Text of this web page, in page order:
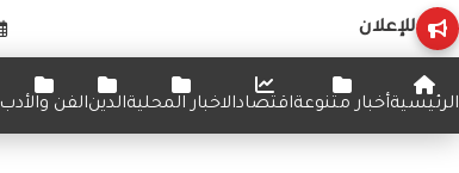
للإعلان
الرئيسيةأخبار متنوعةاقتصادالاخبار المحليةالدينالفن والأدب